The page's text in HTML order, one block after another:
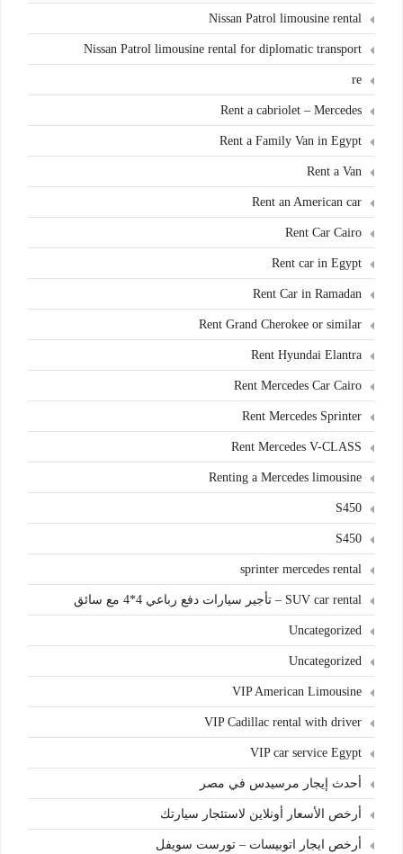
Nissan Patrol limousine rental
Nissan Patrol limousine rental for diplomatic transport
re
Rent a cabriolet – Mercedes
Rent a Family Van in Egypt
Rent a Van
Rent an American car
Rent Car Cairo
Rent car in Egypt
Rent Car in Ramadan
Rent Grand Cherokee or similar
Rent Hyundai Elantra
Rent Mercedes Car Cairo
Rent Mercedes Sprinter
Rent Mercedes V-CLASS
Renting a Mercedes limousine
S450
S450
sprinter mercedes rental
SUV car rental – تأجير سيارات دفع رباعي 4*4 مع سائق
Uncategorized
Uncategorized
VIP American Limousine
VIP Cadillac rental with driver
VIP car service Egypt
أحدث إيجار مرسيدس في مصر
أرخص الأسعار أونلاين لاستئجار سيارتك
أرخص ايجار اتوبيسات – تورست سويفل